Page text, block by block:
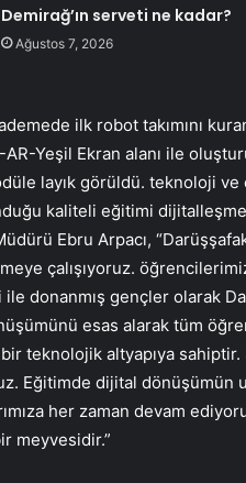
Demirağ’ın serveti ne kadar?
Ağustos 7, 2026
ilk robot takımını
AR-Yeşil Ekran alanı ile
layık görüldü. teknoloji ve
kaliteli eğitimi dijitalleşme
Ebru Arpacı,
çalışıyoruz.
donanmış gençler olarak
esas alarak tüm
bir teknolojik altyapıya
Eğitimde dijital dönüşümün
her zaman devam
meyvesidir.”